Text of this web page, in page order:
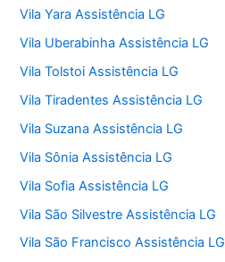
Vila Yara Assistência LG
Vila Uberabinha Assistência LG
Vila Tolstoi Assistência LG
Vila Tiradentes Assistência LG
Vila Suzana Assistência LG
Vila Sônia Assistência LG
Vila Sofia Assistência LG
Vila São Silvestre Assistência LG
Vila São Francisco Assistência LG